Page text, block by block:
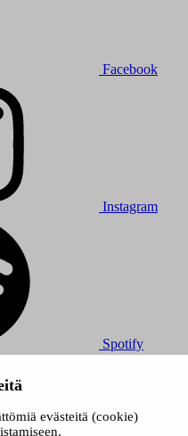
evästeitä (cookie)
Facebook
Instagram
Spotify